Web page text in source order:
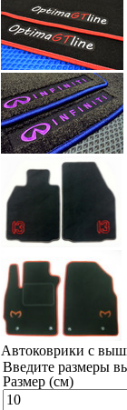
Автоковрики с
Введите размеры
Размер (см)